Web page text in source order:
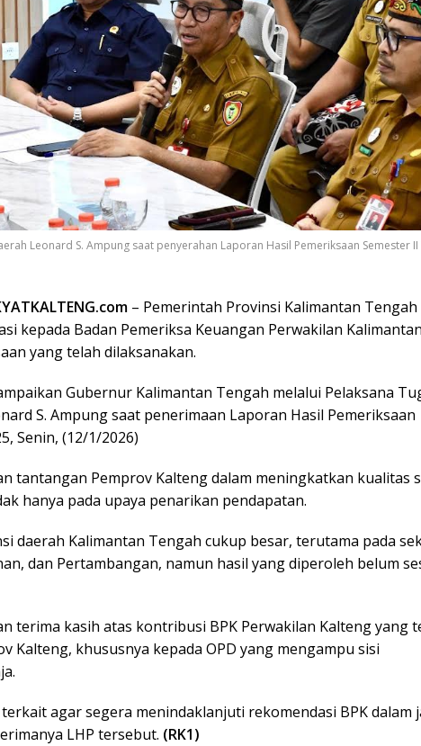
Leonard S. Ampung saat penyerahan Laporan Hasil Pemeriksaan Semester II
– Pemerintah Provinsi Kalimantan Tengah
kepada Badan Pemeriksa Keuangan Perwakilan Kalimantan
yang telah dilaksanakan.
Gubernur Kalimantan Tengah melalui Pelaksana
S. Ampung saat penerimaan Laporan Hasil Pemeriksaan
Senin, (12/1/2026)
tantangan Pemprov Kalteng dalam meningkatkan kualitas
hanya pada upaya penarikan pendapatan.
daerah Kalimantan Tengah cukup besar, terutama pada
dan Pertambangan, namun hasil yang diperoleh belum
terima kasih atas kontribusi BPK Perwakilan Kalteng yang
Kalteng, khususnya kepada OPD yang mengampu sisi
agar segera menindaklanjuti rekomendasi BPK dalam
LHP tersebut. (RK1)